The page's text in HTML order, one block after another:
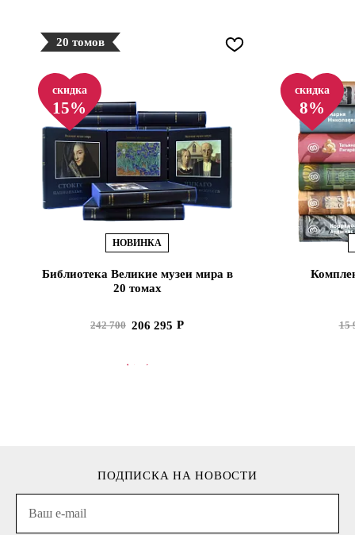
20 томов
скидка
15%
НОВИНКА
Библиотека Великие музеи мира в
20 томах
242 700 206 295
В КОРЗИНУ
скидка
8%
15
ПОДПИСКА НА НОВОСТИ